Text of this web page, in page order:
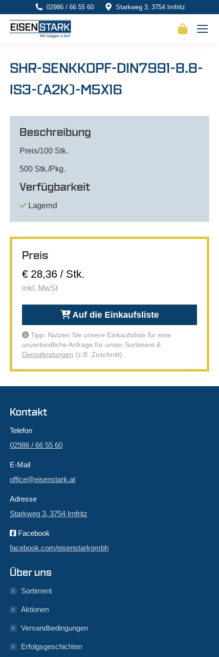
02986 / 66 55 60 Starkweg 3, 3754 Irnfritz
SHR-SENKKOPF-DIN7991-8.8-
IS3-(A2K)-M5X16
Beschreibung
Preis/100 Stk.
500 Stk./Pkg.
Verfügbarkeit
Lagernd
Preis
€ 28,36 / Stk.
inkl. MwSt
Auf die Einkaufsliste
Tipp: Nutzen Sie unsere Einkaufsliste für eine
unverbindliche Anfrage für unser Sortiment &
Dienstleistungen (z.B. Zuschnitt).
Kontakt
Telefon
02986 / 66 55 60
E-Mail
office@eisenstark.at
Adresse
Starkweg 3, 3754 Irnfritz
Facebook
facebook.com/eisenstarkgmbh
Über uns
Sortiment
Aktionen
Versandbedingungen
Erfolgsgeschichten